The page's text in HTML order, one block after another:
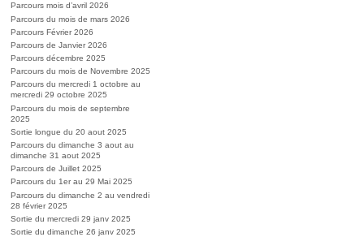
recherche
Parcours mois d’avril 2026
Parcours du mois de mars 2026
Parcours Février 2026
Parcours de Janvier 2026
Parcours décembre 2025
Parcours du mois de Novembre 2025
Parcours du mercredi 1 octobre au
mercredi 29 octobre 2025
Parcours du mois de septembre
2025
Sortie longue du 20 aout 2025
Parcours du dimanche 3 aout au
dimanche 31 aout 2025
Parcours de Juillet 2025
Parcours du 1er au 29 Mai 2025
Parcours du dimanche 2 au vendredi
28 février 2025
Sortie du mercredi 29 janv 2025
Sortie du dimanche 26 janv 2025